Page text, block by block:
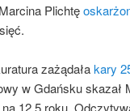
Plichtę
zażądałakary
w Gdańsku skazał
na 12,5 roku.